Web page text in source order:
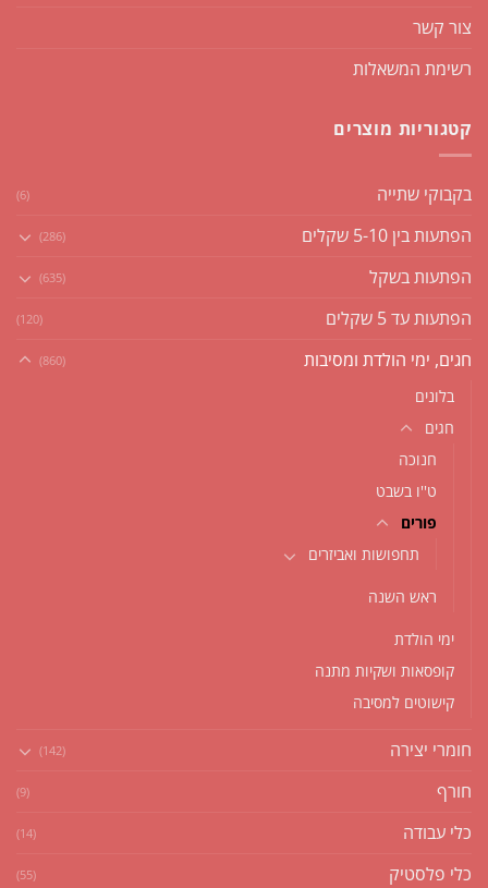
צור קשר
רשימת המשאלות
קטגוריות מוצרים
בקבוקי שתייה (6)
הפתעות בין 5-10 שקלים (286)
הפתעות בשקל (635)
הפתעות עד 5 שקלים (120)
חגים, ימי הולדת ומסיבות (860)
בלונים
חגים
חנוכה
ט''ו בשבט
פורים
תחפושות ואביזרים
ראש השנה
ימי הולדת
קופסאות ושקיות מתנה
קישוטים למסיבה
חומרי יצירה (142)
חורף (9)
כלי עבודה (14)
כלי פלסטיק (55)